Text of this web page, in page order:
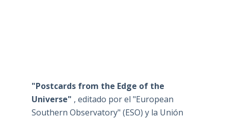
"Postcards from the Edge of the
Universe" , editado por el "European
Southern Observatory" (ESO) y la Unión